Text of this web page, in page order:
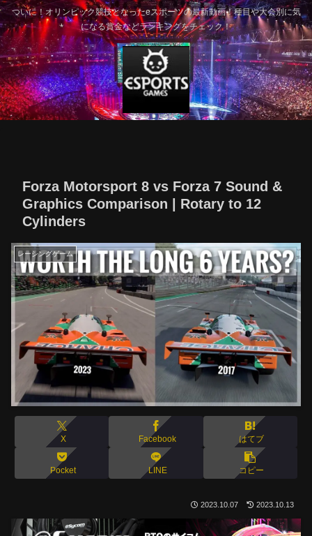
ついに！オリンピック競技となったeスポーツの最新動画！種目や大会別に気
になる賞金などランキングをチェック！
Forza Motorsport 8 vs Forza 7 Sound &
Graphics Comparison | Rotary to 12
Cylinders
レーシングゲーム
X Facebook はてブ
Pocket LINE コピー
2023.10.07 2023.10.13